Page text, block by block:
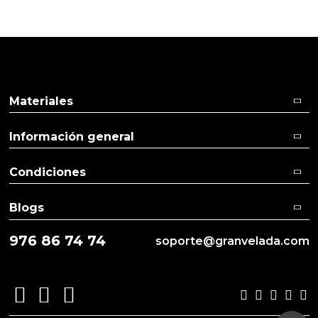
976 86 74 74 soporte@granvelada.com
Materiales
Información general
Condiciones
Blogs